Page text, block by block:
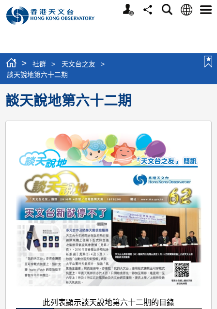
個
分
搜
語
選
> 社群 > 天文台之友
>
談天說地第六十二期
談天說地第六十二期
此列表顯示談天說地第六十二期的目錄